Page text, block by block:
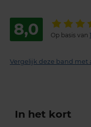
8,0 Op basis van
Vergelijk deze band met
In het kort